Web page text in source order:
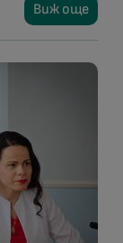
Виж още